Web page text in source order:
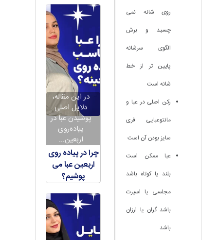
روی شانه نمی
چسبد و برش
الگوی سرشانه
پایین تر از خط
شانه است
رکن اصلی در عبا و
مانتوعبایی فری
سایز بودن آن است
عبا ممکن است
بلند یا کوتاه باشد
مجلسی یا اسپرت
باشد گران یا ارزان
باشد
در این مقاله،
دلایل اصلی
پوشیدن عبا در
پیاده‌روی
اربعین...
چرا در پیاده روی
اربعین عبا می
پوشیم؟